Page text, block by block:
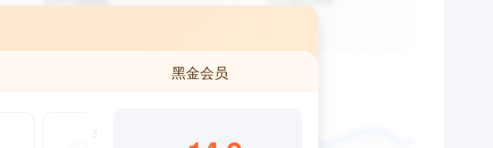
黑金会员
3个月